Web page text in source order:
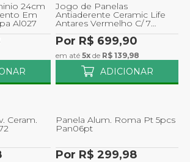
24cm
Em
Ceramica C/ Tampa Al027
Jogo de Panelas
Antiaderente Ceramic Life
Antares Vermelho C/ 7
Pecas Brinox
Por R$ 699,90
em até 5x de R$ 139,98
ADICIONAR
Panela Alum. Roma Pt 5pcs
Pan06pt
Por R$ 299,98